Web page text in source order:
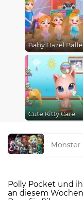
Cute Kitty Care
Monster
Polly Pocket und
an diesem